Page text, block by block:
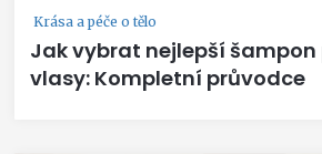
Krása a péče o tělo
Jak vybrat nejlepší šampon
vlasy: Kompletní průvodce